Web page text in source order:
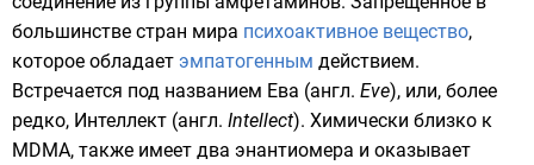
большинстве стран мира психоактивное вещество,
которое обладает эмпатогенным действием.
Встречается под названием Ева (англ. Eve), или, более
редко, Интеллект (англ. Intellect). Химически близко к
MDMA, также имеет два энантиомера и оказывает